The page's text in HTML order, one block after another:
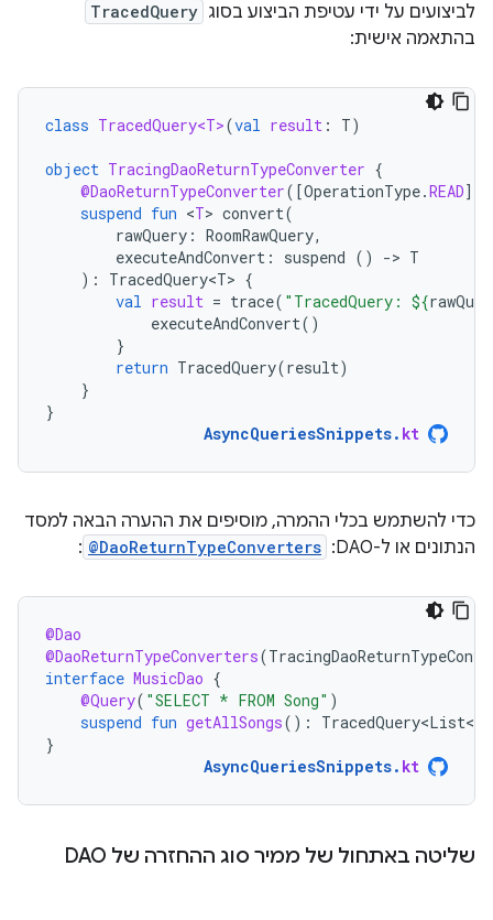
לביצועים על ידי עטיפת הביצוע בסוג TracedQuery
בהתאמה אישית:
class TracedQuery<T>(val result : T)
object TracingDaoReturnTypeConverter {
@DaoReturnTypeConverter( [OperationType.READ]
suspend fun <T> convert(
rawQuery : RoomRawQuery,
executeAndConvert : suspend () -> T
):
TracedQuery<T> {
val result = trace( "TracedQuery: ${
executeAndConvert()
}
return TracedQuery(result)
}
}
AsyncQueriesSnippets. kt
כדי להשתמש בכלי ההמרה, מוסיפים את ההערה הבאה למסד
הנתונים או ל-DAO:
@DaoReturnTypeConverters
:
@Dao
@DaoReturnTypeConverters(
interface MusicDao {
@Query( "SELECT * FROM Song" )
suspend fun getAllSongs():
}
AsyncQueriesSnippets. kt
שליטה באתחול של ממיר סוג ההחזרה של DAO